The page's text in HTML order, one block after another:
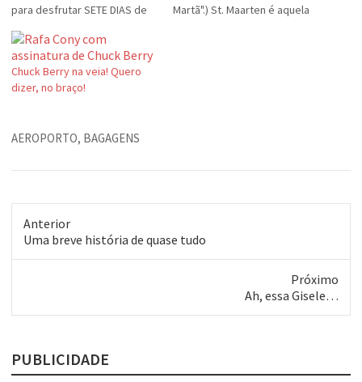
para desfrutar SETE DIAS de
muita paz e descanso.
(FINALMENTE, CARACA!) MUI-
TO BOM! Desligo-me do
mundo e não tem quem me
Martã".) St. Maarten é aquela
Chuck Berry na veia! Quero
dizer, no braço!
AEROPORTO, BAGAGENS
Anterior
Post
anterior:
Uma breve história de quase tudo
Próximo
post:
Ah, essa Gisele…
PUBLICIDADE